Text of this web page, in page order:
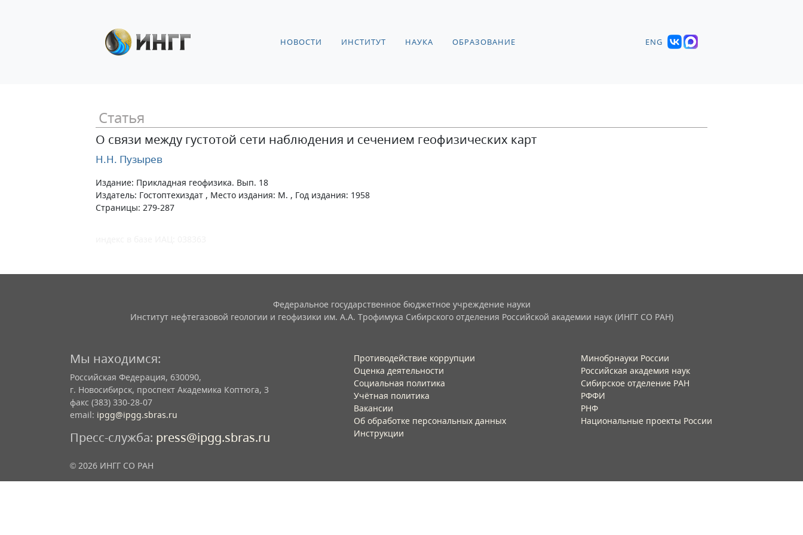
НОВОСТИ ИНСТИТУТ НАУКА ОБРАЗОВАНИЕ ENG
Статья
О связи между густотой сети наблюдения и сечением геофизических карт
Н.Н. Пузырев
Издание: Прикладная геофизика. Вып. 18
Издатель: Гостоптехиздат , Место издания: М. , Год издания: 1958
Страницы: 279-287
Федеральное государственное бюджетное учреждение науки
Институт нефтегазовой геологии и геофизики им. А.А. Трофимука Сибирского отделения Российской академии наук (ИНГГ СО РАН)
Мы находимся:
Российская Федерация, 630090,
г. Новосибирск, проспект Академика Коптюга, 3
факс (383) 330-28-07
email: ipgg@ipgg.sbras.ru
Пресс-служба: press@ipgg.sbras.ru
Противодействие коррупции
Оценка деятельности
Социальная политика
Учётная политика​
Вакансии​
Об обработке персональных данных​
Инструкции​
Минобрнауки России
Российская академия наук
Сибирское отделение РАН
РФФИ
РНФ
Национальные проекты России
© 2026 ИНГГ СО РАН